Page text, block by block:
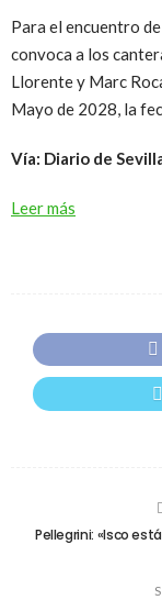
Para el encuentro
convoca a los
Llorente y Marc
Mayo de 2028, la
Vía: Diario de
Leer más
Pellegrini: «Isco